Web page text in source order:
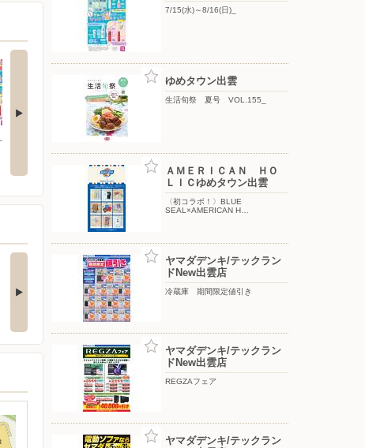
夏の贈り物2026_
本館１階コスタコート
より閉店のお知ら…
本館１階コスタコートより
最後のご挨拶です。 …
2日前
8月の誕生石のご案内で
す♪
本館1F 鶴の石です♪ 【8月
7/15(水)～8/16(日)_
ゆめタウン出雲
生活旬祭 夏号 VOL.155_
ＡＭＥＲＩＣＡＮ ＨＯ
ＬＩＣゆめタウン出雲
〈初コラボ！〉BLUE
SEAL×AMERICAN H…
ヤマダデンキ/テックラン
ドNew出雲店
冷蔵庫 期間限定値引き
ヤマダデンキ/テックラン
ドNew出雲店
REGZAフェア
ヤマダデンキ/テックラン